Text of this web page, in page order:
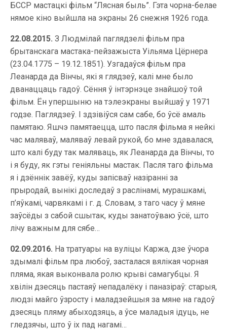
БССР мастацкі фільм “Лясная быль”. Гэта чорна-белае
нямое кіно выйшла на экраны 26 снежня 1926 года.
22.08.2015. З Людмілай паглядзелі фільм пра
брытанскага мастака-пейзажыста Уільяма Цёрнера
(23.04.1775 – 19.12.1851). Узгадаўся фільм пра
Леанарда да Вінчы, які я глядзеў, калі мне было
дванаццаць гадоў. Сёння ў інтэрнэце знайшоў той
фільм. Ён упершыню на тэлеэкраны выйшаў у 1971
годзе. Паглядзеў. І здзівіўся сам сабе, бо ўсё амаль
памятаю. Яшчэ памятаецца, што пасля фільма я нейкі
час маляваў, маляваў левай рукой, бо мне здавалася,
што калі буду так маляваць, як Леанарда да Вінчы, то
і я буду, як гэты геніяльны мастак. Пасля таго фільма
я і дзённік завёў, куды запісваў назіранні за
прыродай, вынікі доследаў з раслінамі, мурашкамі,
п’яўкамі, чарвякамі і г. д. Словам, з таго часу ў мяне
заўсёды з сабой сшытак, куды занатоўваю ўсё, што
лічу важным для сябе…
02.09.2016. На тратуары на вуліцы Каржа, дзе ўчора
здымалі фільм пра любоў, засталася вялікая чорная
пляма, якая выконвала ролю крыві самагубцы. Я
хвілін дзесяць пастаяў непадалёку і паназіраў: старыя,
людзі майго ўзросту і маладзейшыя за мяне на гадоў
дзесяць пляму абыходзяць, а ўсе маладыя ідуць, не
гледзячы, што ў іх пад нагамі…